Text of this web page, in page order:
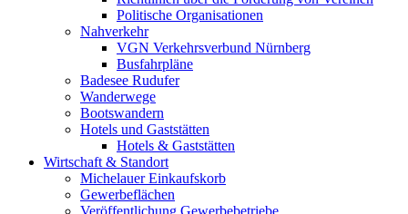
Politische Organisationen
Nahverkehr
VGN Verkehrsverbund Nürnberg
Busfahrpläne
Badesee Rudufer
Wanderwege
Bootswandern
Hotels und Gaststätten
Hotels & Gaststätten
Wirtschaft & Standort
Michelauer Einkaufskorb
Gewerbeflächen
Veröffentlichung Gewerbebetriebe